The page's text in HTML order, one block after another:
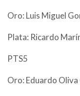
Oro: Luis Miguel
Plata: Ricardo
PTS5
Oro: Eduardo